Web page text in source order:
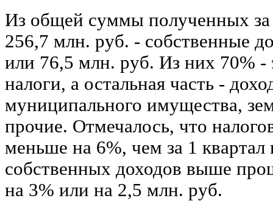
Из общей суммы полученных за
256,7 млн. руб. - собственные
или 76,5 млн. руб. Из них 70% -
налоги, а остальная часть -
муниципального имущества,
прочие. Отмечалось, что
меньше на 6%, чем за 1 квартал
собственных доходов выше
на 3% или на 2,5 млн. руб.